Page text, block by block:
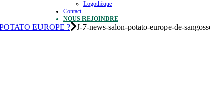
Logothèque
Contact
NOUS REJOINDRE
EUROPE ? J-7-news-salon-potato-europe-de-